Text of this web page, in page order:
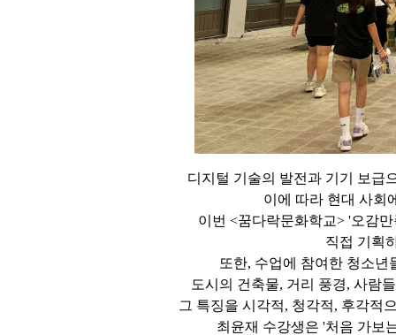
디지털 기술의 발전과 기기 보급
이에 따라 현대 사회
이번 <꿈다락문화학교> '오감
직접 기획
또한, 수업에 참여한 청소
도시의 건축물, 거리 풍경, 사람
그 특징을 시각적, 청각적, 후각적
최윤재 수강생은 '처음 가보